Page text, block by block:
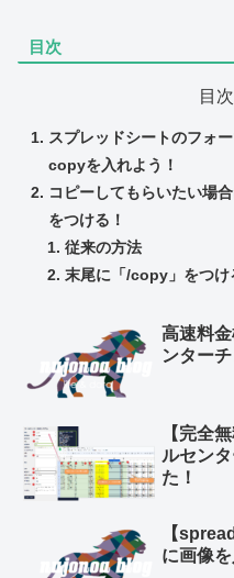
目次
目次
スプレッドシートのフォ
copyを入れよう！
コピーしてもらいたい場
をつける！
従来の方法
末尾に「/copy」をつけ
高速料
ンター
【完全
ルセン
た！
【
に画像